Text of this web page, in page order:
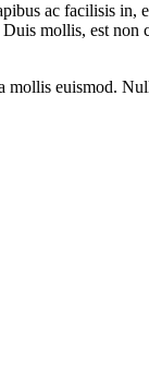
ac facilisis in,
mollis, est
euismod.